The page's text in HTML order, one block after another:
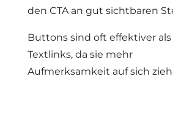
den CTA an gut sichtbaren
Buttons sind oft effektiver als
Textlinks, da sie mehr
Aufmerksamkeit auf sich